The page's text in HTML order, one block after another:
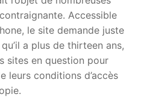
Accessible
le site demande juste
a plus de thirteen ans,
sites en question pour
leurs conditions d’accès